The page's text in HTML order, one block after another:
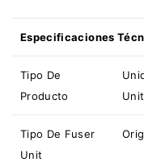
Especificaciones
Tipo De
Producto
Tipo De Fuser
Unit